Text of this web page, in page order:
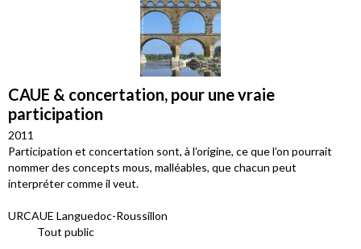
CAUE & concertation, pour une vraie
participation
2011
Participation et concertation sont, à l’origine, ce que l’on pourrait
nommer des concepts mous, malléables, que chacun peut
interpréter comme il veut.
URCAUE Languedoc-Roussillon
Tout public